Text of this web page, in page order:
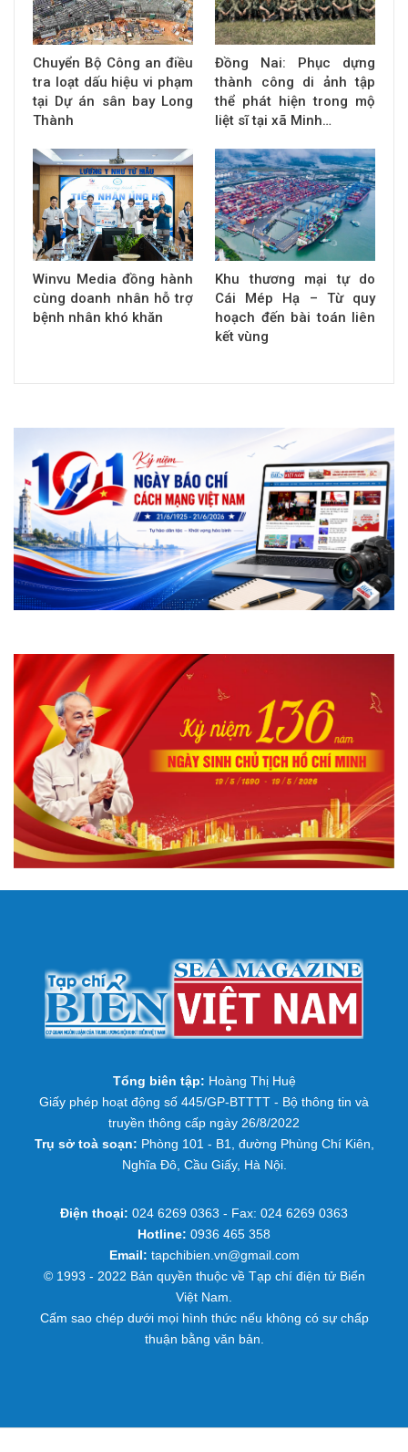
Chuyển Bộ Công an điều
tra loạt dấu hiệu vi phạm
tại Dự án sân bay Long
Thành
Đồng Nai: Phục dựng
thành công di ảnh tập
thể phát hiện trong mộ
liệt sĩ tại xã Minh…
Winvu Media đồng hành
cùng doanh nhân hỗ trợ
bệnh nhân khó khăn
Khu thương mại tự do
Cái Mép Hạ – Từ quy
hoạch đến bài toán liên
kết vùng
Tổng biên tập: Hoàng Thị Huệ
Giấy phép hoạt động số 445/GP-BTTTT - Bộ thông tin và
truyền thông cấp ngày 26/8/2022
Trụ sở toà soạn: Phòng 101 - B1, đường Phùng Chí Kiên,
Nghĩa Đô, Cầu Giấy, Hà Nội.
Điện thoại: 024 6269 0363 - Fax: 024 6269 0363
Hotline: 0936 465 358
Email: tapchibien.vn@gmail.com
© 1993 - 2022 Bản quyền thuộc về Tạp chí điện tử Biển
Việt Nam.
Cấm sao chép dưới mọi hình thức nếu không có sự chấp
thuận bằng văn bản.